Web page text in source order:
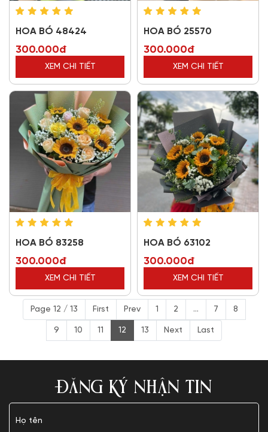
HOA BÓ 48424
300.000đ
XEM CHI TIẾT
HOA BÓ 25570
300.000đ
XEM CHI TIẾT
HOA BÓ 83258
300.000đ
XEM CHI TIẾT
HOA BÓ 63102
300.000đ
XEM CHI TIẾT
Page 12 / 13 First Prev 1 2 ... 7 8
9 10 11 12 13 Next Last
ĐĂNG KÝ NHẬN TIN